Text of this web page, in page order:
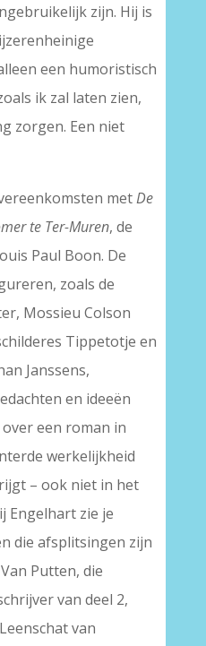
zijn. Hij is
een humoristisch
ik zal laten zien,
zorgen. Een niet
metDe
te Ter-Muren, de
Paul Boon. De
zoals de
Mossieu Colson
Tippetotje en
Janssens,
en ideeën
een roman in
werkelijkheid
– ook niet in het
Engelhart zie je
die afsplitsingen zijn
Putten, die
van deel 2,
van